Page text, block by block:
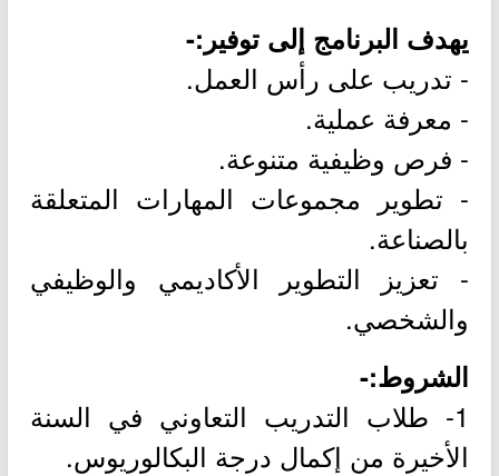
يهدف البرنامج إلى توفير:-
- تدريب على رأس العمل.
- معرفة عملية.
- فرص وظيفية متنوعة.
- تطوير مجموعات المهارات المتعلقة
بالصناعة.
- تعزيز التطوير الأكاديمي والوظيفي
والشخصي.
الشروط:-
1- طلاب التدريب التعاوني في السنة
الأخيرة من إكمال درجة البكالوريوس.